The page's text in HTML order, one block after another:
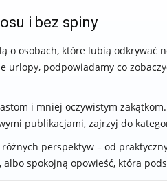
i bez spiny
o osobach, które lubią odkrywać
podpowiadamy co
i mniej oczywistym
publikacjami, zajrzyj do
perspektyw – od
spokojną opowieść, która